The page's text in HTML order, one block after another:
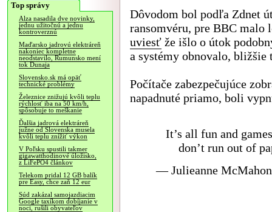
Top správy
Alza nasadila dve novinky,
jednu užitočnú a jednu
kontroverznú
Maďarsko jadrovú elektráreň
nakoniec kompletne
neodstavilo, Rumunsko mení
tok Dunaja
Slovensko.sk má opäť
technické problémy
Železnice znižujú kvôli teplu
rýchlosť iba na 50 km/h,
spôsobuje to meškanie
Ďalšia jadrová elektráreň
južne od Slovenska musela
kvôli teplu znížiť výkon
V Poľsku spustili takmer
gigawatthodinové úložisko,
z LiFePO4 článkov
Telekom pridal 12 GB balík
pre Easy, chce zaň 12 eur
Súd zakázal samojazdiacim
Google taxíkom dobíjanie v
noci, rušili obyvateľov
Dôvodom bol podľa Zdnet
ransomvéru, pre BBC malo
uviesť že išlo o útok
a systémy obnovalo,
Počítače zabezpečujúce
napadnuté priamo, boli
It’s all fun and
don’t run out of
— Julieanne